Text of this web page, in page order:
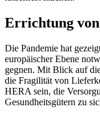
Errichtung
Die Pandemie hat
europäischer Ebene
gegnen. Mit Blick auf
die Fragilität von
HERA sein, die
Gesundheitsgütern zu